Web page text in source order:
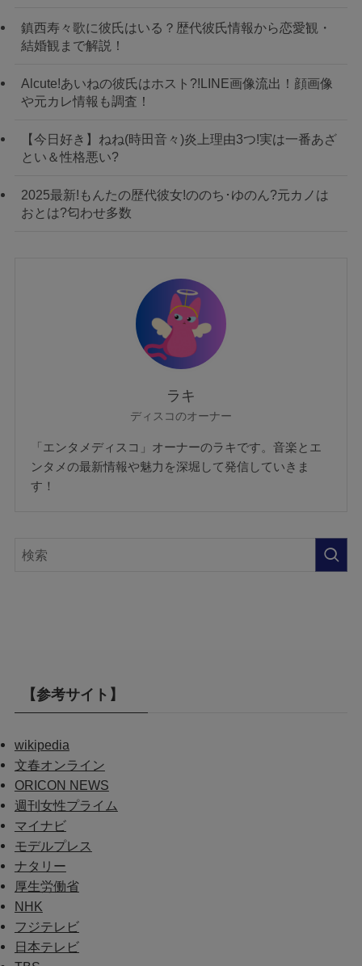
鎮西寿々歌に彼氏はいる？歴代彼氏情報から恋愛観・
結婚観まで解説！
Alcute!あいねの彼氏はホスト?!LINE画像流出！顔画像
や元カレ情報も調査！
【今日好き】ねね(時田音々)炎上理由3つ!実は一番あざ
とい＆性格悪い?
2025最新!もんたの歴代彼女!ののち･ゆのん?元カノは
おとは?匂わせ多数
ラキ
ディスコのオーナー
「エンタメディスコ」オーナーのラキです。音楽とエ
ンタメの最新情報や魅力を深堀して発信していきま
す！
【参考サイト】
wikipedia
文春オンライン
ORICON NEWS
週刊女性プライム
マイナビ
モデルプレス
ナタリー
厚生労働省
NHK
フジテレビ
日本テレビ